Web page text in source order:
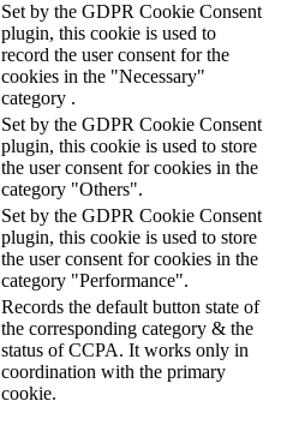
Set by the GDPR Cookie Consent
plugin, this cookie is used to
record the user consent for the
cookies in the "Necessary"
category .
Set by the GDPR Cookie Consent
plugin, this cookie is used to store
the user consent for cookies in the
category "Others".
Set by the GDPR Cookie Consent
plugin, this cookie is used to store
the user consent for cookies in the
category "Performance".
Records the default button state of
the corresponding category & the
status of CCPA. It works only in
coordination with the primary
cookie.